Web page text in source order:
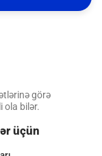
görə
ola bilər.
üçün